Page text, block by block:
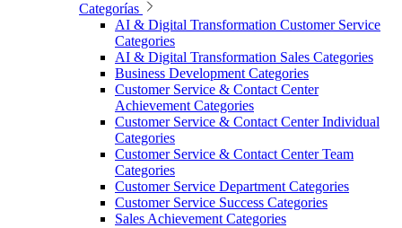
Categorías
AI & Digital Transformation Customer Service
Categories
AI & Digital Transformation Sales Categories
Business Development Categories
Customer Service & Contact Center
Achievement Categories
Customer Service & Contact Center Individual
Categories
Customer Service & Contact Center Team
Categories
Customer Service Department Categories
Customer Service Success Categories
Sales Achievement Categories